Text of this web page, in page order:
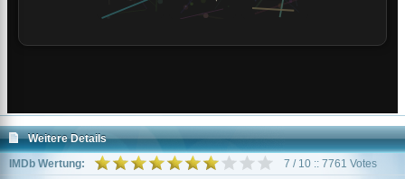
Weitere Details
IMDb Wertung:
7 / 10 :: 7761 Votes